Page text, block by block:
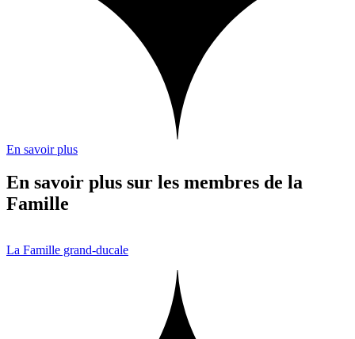
En savoir plus
En savoir plus sur les membres de la
Famille
La Famille grand-ducale